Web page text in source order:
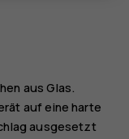
aus Glas.
auf eine harte
ausgesetzt